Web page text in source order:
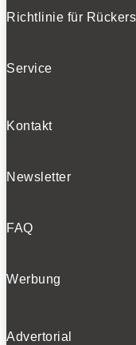
Bleiben
Ich habe die
Folgen
Richtlinie für
Service
Kontakt
Newsletter
FAQ
Werbung
Advertorial